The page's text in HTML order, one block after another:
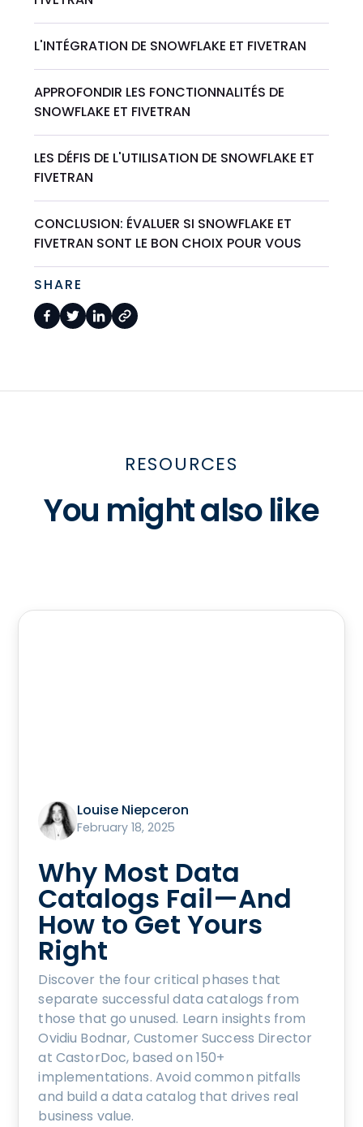
L'INTÉGRATION DE SNOWFLAKE ET FIVETRAN
APPROFONDIR LES FONCTIONNALITÉS DE
SNOWFLAKE ET FIVETRAN
LES DÉFIS DE L'UTILISATION DE SNOWFLAKE ET
FIVETRAN
CONCLUSION: ÉVALUER SI SNOWFLAKE ET
FIVETRAN SONT LE BON CHOIX POUR VOUS
SHARE
RESOURCES
You might also like
Louise Niepceron
February 18, 2025
Why Most Data
Catalogs Fail—And
How to Get Yours
Right
Discover the four critical phases that
separate successful data catalogs from
those that go unused. Learn insights from
Ovidiu Bodnar, Customer Success Director
at CastorDoc, based on 150+
implementations. Avoid common pitfalls
and build a data catalog that drives real
business value.